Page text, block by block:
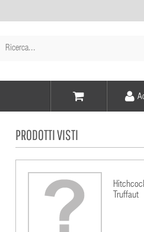
Elementi -
PRODOTTI VISTI
Truffaut